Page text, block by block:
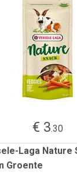
€ 3.30
Laga Nature
Groente